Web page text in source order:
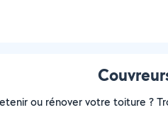
ou rénover votre toiture ?